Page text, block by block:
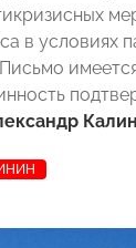
в условиях